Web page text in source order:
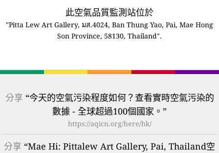
此空氣品質監測站位於
"Pitta Lew Art Gallery, มส.4024, Ban Thung Yao, Pai, Mae Hong
Son Province, 58130, Thailand".
分享 “今天的空氣污染程度如何？查看實時空氣污染的
數據 - 全球超過100個國家。”
https://aqicn.org/here/hk/
分享 “Mae Hi: Pittalew Art Gallery, Pai, Thailand空